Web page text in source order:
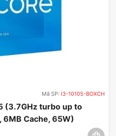
giúp tăng tốc độ truyền
các phiên bản trước.
Mã SP: I3-10105-BOXCH
(3.7GHz turbo up to
6MB Cache, 65W)